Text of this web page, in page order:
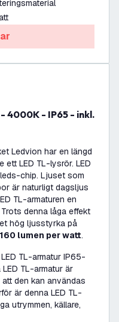
Ledvion har en längd
LED TL-lysrör. LED
chip. Ljuset som
är naturligt dagsljus
TL-armaturen en
denna låga effekt
hög ljusstyrka på
160 lumen per watt.
TL-armatur IP65-
TL-armatur är
den kan användas
är denna LED TL-
utrymmen, källare,